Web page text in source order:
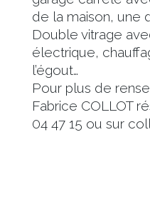
de la maison, une
Double vitrage
électrique,
l’égout…
Pour plus de
Fabrice COLLOT
04 47 15 ou sur